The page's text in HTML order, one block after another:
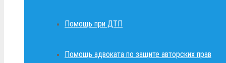
Помощь при ДТП
Помощь адвоката по защите авторских прав